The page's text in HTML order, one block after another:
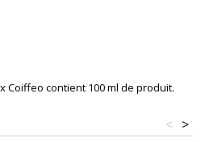
Coiffeo contient 100 ml de produit.
>
<